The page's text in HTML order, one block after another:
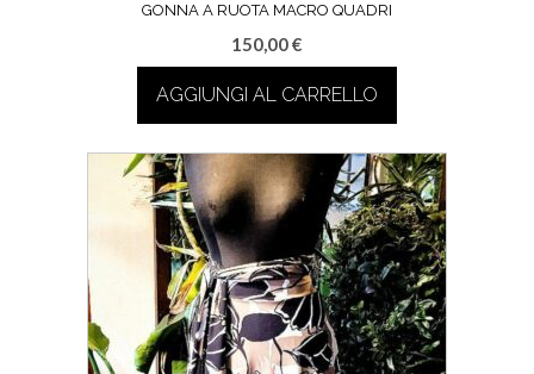
GONNA A RUOTA MACRO QUADRI
150,00€
AGGIUNGI AL CARRELLO